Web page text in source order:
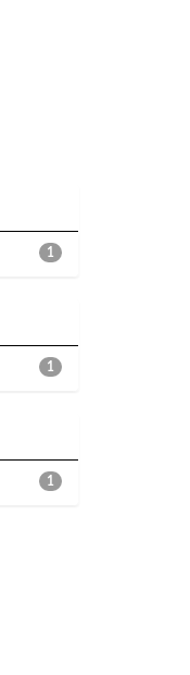
1
1
1